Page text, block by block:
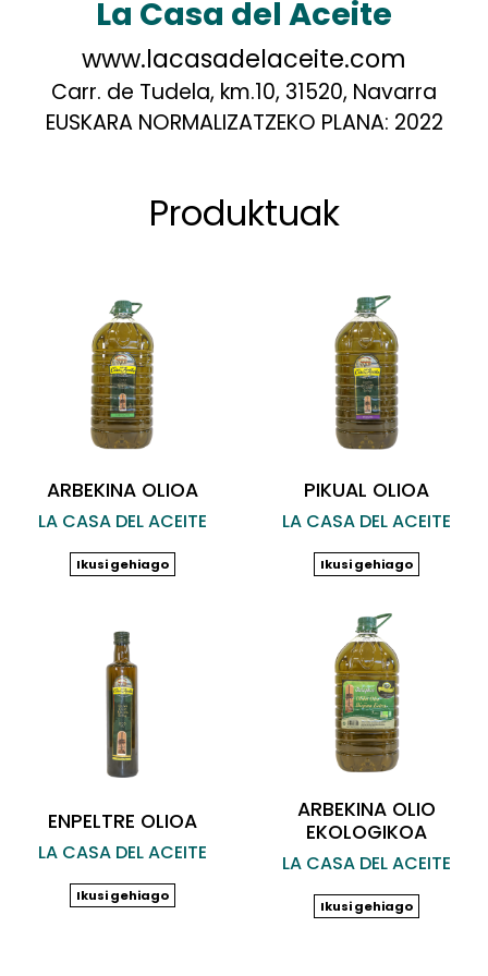
La Casa del Aceite
www.lacasadelaceite.com
Carr. de Tudela, km.10, 31520, Navarra
EUSKARA NORMALIZATZEKO PLANA: 2022
Produktuak
ARBEKINA OLIOA
LA CASA DEL ACEITE
Ikusi gehiago
PIKUAL OLIOA
LA CASA DEL ACEITE
Ikusi gehiago
ENPELTRE OLIOA
LA CASA DEL ACEITE
Ikusi gehiago
ARBEKINA OLIO
EKOLOGIKOA
LA CASA DEL ACEITE
Ikusi gehiago